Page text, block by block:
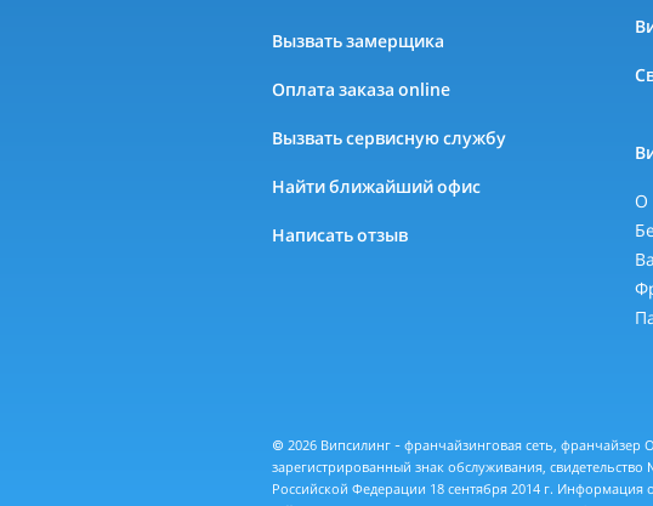
Вызвать замерщика
Оплата заказа online
Вызвать сервисную службу
Найти ближайший офис
Написать отзыв
О
© 2026 Випсилинг - франчайзинговая сеть,
зарегистрированный знак обслуживания,
Российской Федерации 18 сентября 2014 г. Информация